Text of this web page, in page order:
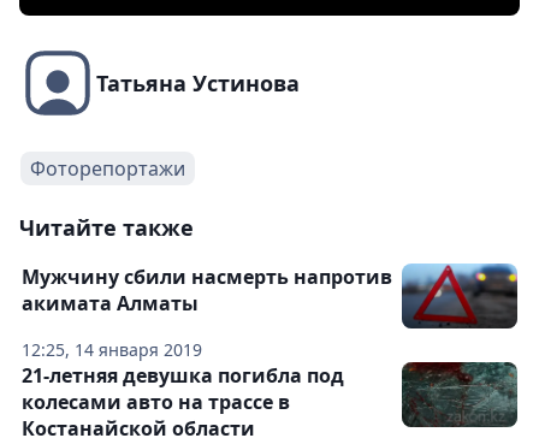
Татьяна Устинова
Фоторепортажи
Читайте также
12:25, 14 января 2019
Мужчину сбили насмерть напротив
акимата Алматы
21-летняя девушка погибла под
колесами авто на трассе в
Костанайской области